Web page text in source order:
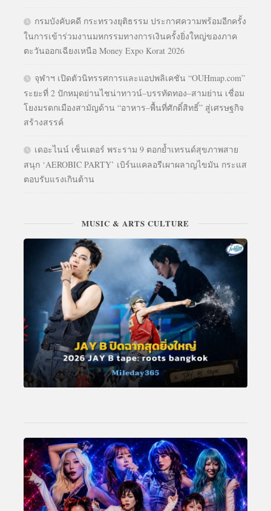
กรมบังคับคดี กระทรวงยุติธรรม ประกาศความพร้อมอีกครั้ง
ในการเข้าร่วมงานมหกรรมทางการเงินครั้งยิ่งใหญ่ของภาค
ตะวันออกเฉียงเหนือ Money Expo Korat 2026
จุฬาฯ เปิดตัวนิทรรศการและแอปพลิเคชัน “OUHmap.com”
ระยะที่ 2 ปักหมุดย่านไชน่าทาวน์–บรรทัดทอง–สามย่าน เชื่อม
โยงมรดกเมืองสามัญด้าน “อาหาร–พื้นที่ศักดิ์สิทธิ์” สู่เศรษฐกิจ
สร้างสรรค์
เดอะไนน์ เซ็นเตอร์ พระราม 9 ตอกย้ำเทรนด์สุขภาพสาย
สนุก ‘AEROBIC PARTY’ เบิร์นแคลอรีเผาผลาญไขมัน กระแส
ตอบรับแรงเกินต้าน
MUSIC & ARTS CULTURE